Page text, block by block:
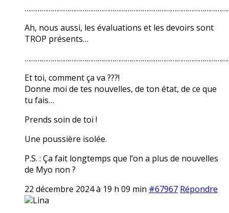
Ah, nous aussi, les évaluations et les devoirs sont
TROP présents…
Et toi, comment ça va ???!
Donne moi de tes nouvelles, de ton état, de ce que
tu fais…
Prends soin de toi !
Une poussière isolée.
P.S. : Ça fait longtemps que l’on a plus de nouvelles
de Myo non ?
22 décembre 2024 à 19 h 09 min #67967 Répondre
Lina